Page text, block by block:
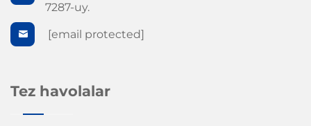
7287-uy.
[email protected]
Tez havolalar